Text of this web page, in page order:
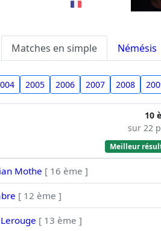
Matches en simple Némésis
2005 2006 2007 2008
10
sur 22
Meilleur
Mothe [ 16 ème ]
[ 12 ème ]
[ 13 ème ]